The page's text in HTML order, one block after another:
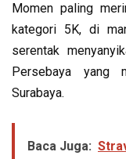
Momen paling
kategori 5K, di
serentak
Persebaya yang
Surabaya.
Baca Juga: